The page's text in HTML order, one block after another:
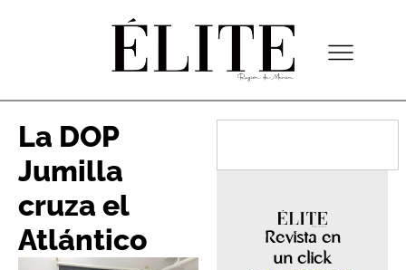
La DOP
Jumilla
cruza el
Atlántico
Revista en
un click